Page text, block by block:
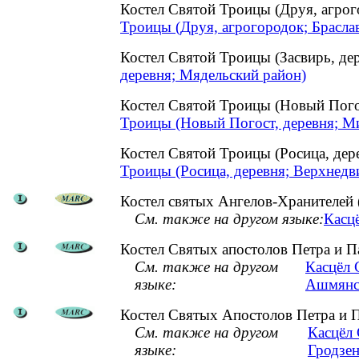
Костел Святой Троицы (Друя,
Троицы (Друя, агрогородок;
Костел Святой Троицы (Засвирь,
деревня; Мядельский район)
Костел Святой Троицы (Новый
Троицы (Новый Погост, деревня;
Костел Святой Троицы (Росица,
Троицы (Росица, деревня;
Костел святых Ангелов-
См. также на другом языке:
Костел Святых апостолов Петра и
См. также на другом
языке:
Касцёл
Костел Святых Апостолов Петра и
См. также на другом
языке:
Касцёл